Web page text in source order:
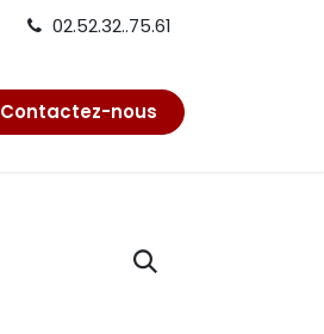
02.52.32..75.61
Contactez-nous